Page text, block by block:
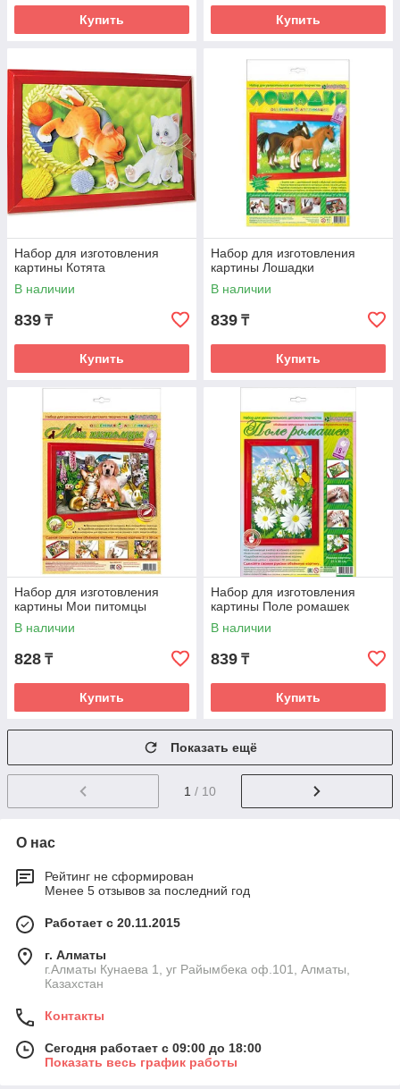
Купить Купить
Набор для изготовления
картины Котята
В наличии
839 ₸
Купить
Набор для изготовления
картины Лошадки
В наличии
839 ₸
Купить
Набор для изготовления
картины Мои питомцы
В наличии
828 ₸
Купить
Набор для изготовления
картины Поле ромашек
В наличии
839 ₸
Купить
Показать ещё
1 / 10
О нас
Рейтинг не сформирован
Менее 5 отзывов за последний год
Работает с 20.11.2015
г. Алматы
г.Алматы Кунаева 1, уг Райымбека оф.101, Алматы,
Казахстан
Контакты
Сегодня работает с 09:00 до 18:00
Показать весь график работы